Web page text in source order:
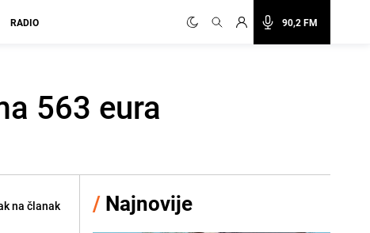
90,2 FM
RADIO
563 eura
na članak / Najnovije